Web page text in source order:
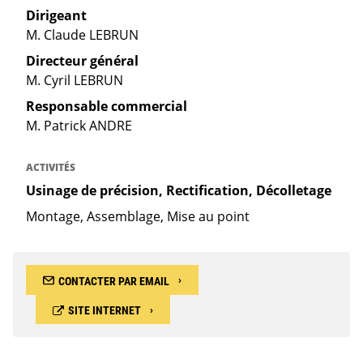
Dirigeant
M. Claude LEBRUN
Directeur général
M. Cyril LEBRUN
Responsable commercial
M. Patrick ANDRE
ACTIVITÉS
Usinage de précision, Rectification, Décolletage
Montage, Assemblage, Mise au point
CONTACTER PAR EMAIL
SITE INTERNET